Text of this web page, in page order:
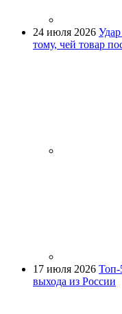
24 июля 2026
тому, чей товар
17 июля 2026 Топ-
выхода из России